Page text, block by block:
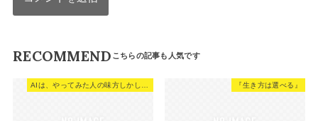
RECOMMEND
『生き方は選べる』